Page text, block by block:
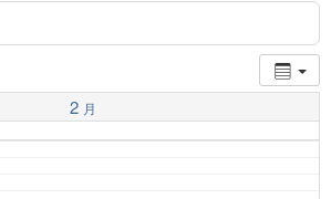
2 月